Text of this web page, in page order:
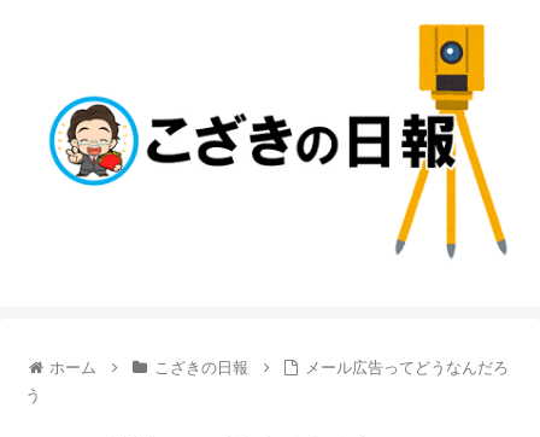
ホーム こざきの日報
メール広告ってどうなんだろ
う